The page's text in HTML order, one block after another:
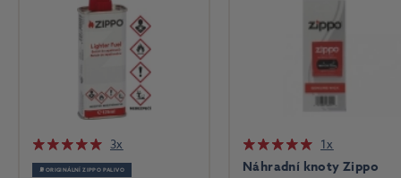
3x
⛽ ORIGINÁLNÍ ZIPPO PALIVO
1x
Náhradní knoty Zippo